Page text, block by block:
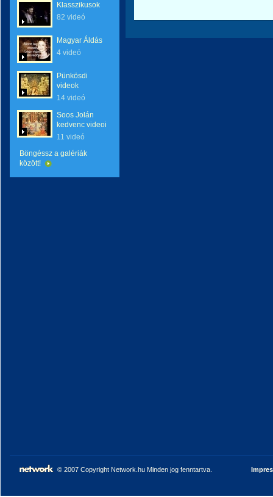
Klasszikusok
82 videó
Magyar Áldás
4 videó
Pünkösdi
videok
14 videó
Soos Jolán
kedvenc videoi
11 videó
Böngéssz a galériák
között!
© 2007 Copyright Network.hu Minden jog fenntartva.